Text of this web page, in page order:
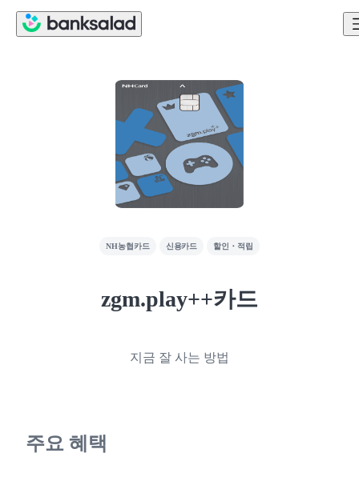
NH농협카드 신용카드 할인・적립
zgm.play++카드
지금 잘 사는 방법
주요 혜택